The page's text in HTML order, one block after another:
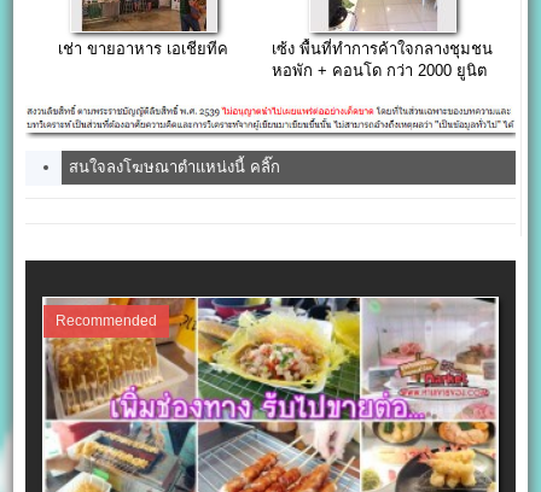
เช่า ขายอาหาร เอเชียทีค
เซ้ง พื้นที่ทำการค้าใจกลางชุมชน
หอพัก + คอนโด กว่า 2000 ยูนิต
สนใจลงโฆษณาตำแหน่งนี้ คลิ๊ก
Recommended